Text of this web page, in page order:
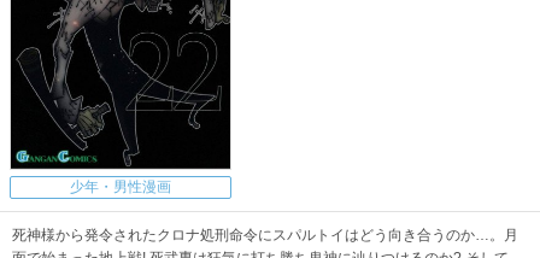
少年・男性漫画
死神様から発令されたクロナ処刑命令にスパルトイはどう向き合うのか…。月